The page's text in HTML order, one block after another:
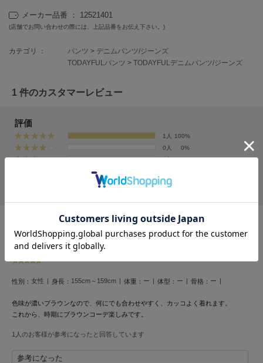
ハンター
ホカ オネオネ
KEEN
キーン
LAATO
ラート
ルコックスポルティフ
LeSportsac
LILY BROWN
リリーブラウン
LILY BROWN Lingerie
リリーブラウンランジェリー
リトルユニオン トウキョウ
メーカー品番 ： 12521401
(店舗でお問い合わせの際には、上記品番をお伝え下さい。)
カテゴリ ： パンツ > デニムパンツ/ジーンズ
TODAYFULパンツ > TODAYFULデニムパンツ/ジーンズ
1 件のカスタマーレビュー
評価
1人
100%
0人
0%
0人
0%
0人
使いやすい色味
投稿者 ニャン 投稿日 2025年10月8日
サイズ：23 | 色：BRN
性別： 女性 身長： 155cm～159cm 体重： ー 体型： ー 骨格： ー
色味が濃いブラウンなので、何にでも合わせやすく、カッコよく着れます。
これから、時期にブラウンコーデ楽しみです。
1人のお客様が参考になったと回答しています
参考になった